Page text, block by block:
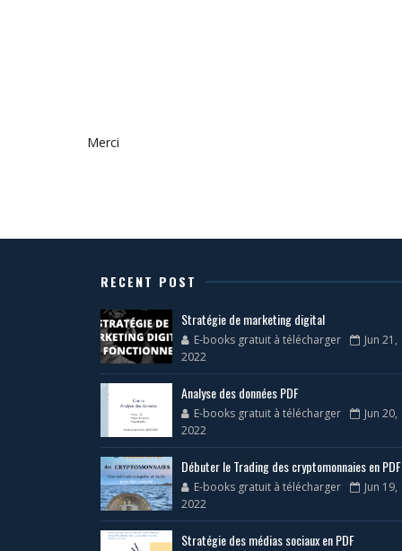
Merci
RECENT POST
Stratégie de marketing digital
E-books gratuit à télécharger
Jun 21,
2022
Analyse des données PDF
E-books gratuit à télécharger
Jun 20,
2022
Débuter le Trading des cryptomonnaies en PDF
E-books gratuit à télécharger
Jun 19,
2022
Stratégie des médias sociaux en PDF